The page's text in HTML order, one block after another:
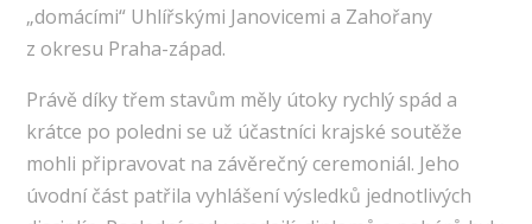
„domácími“ Uhlířskými Janovicemi a Zahořany
z okresu Praha-západ.
Právě díky třem stavům měly útoky rychlý spád a
krátce po poledni se už účastníci krajské soutěže
mohli připravovat na závěrečný ceremoniál. Jeho
úvodní část patřila vyhlášení výsledků jednotlivých